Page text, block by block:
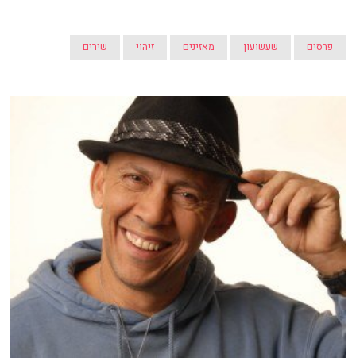
פרסים שעשועון מאזינים זיהוי שירים